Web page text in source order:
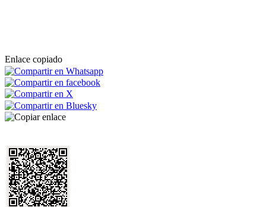
Enlace copiado